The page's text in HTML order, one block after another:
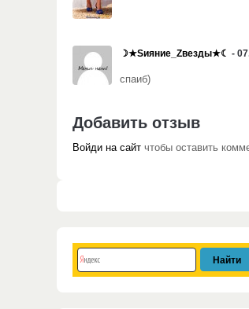
☽★Sияние_Zвезды★☾ -
спаиб)
Добавить отзыв
Войди на сайт чтобы оставить